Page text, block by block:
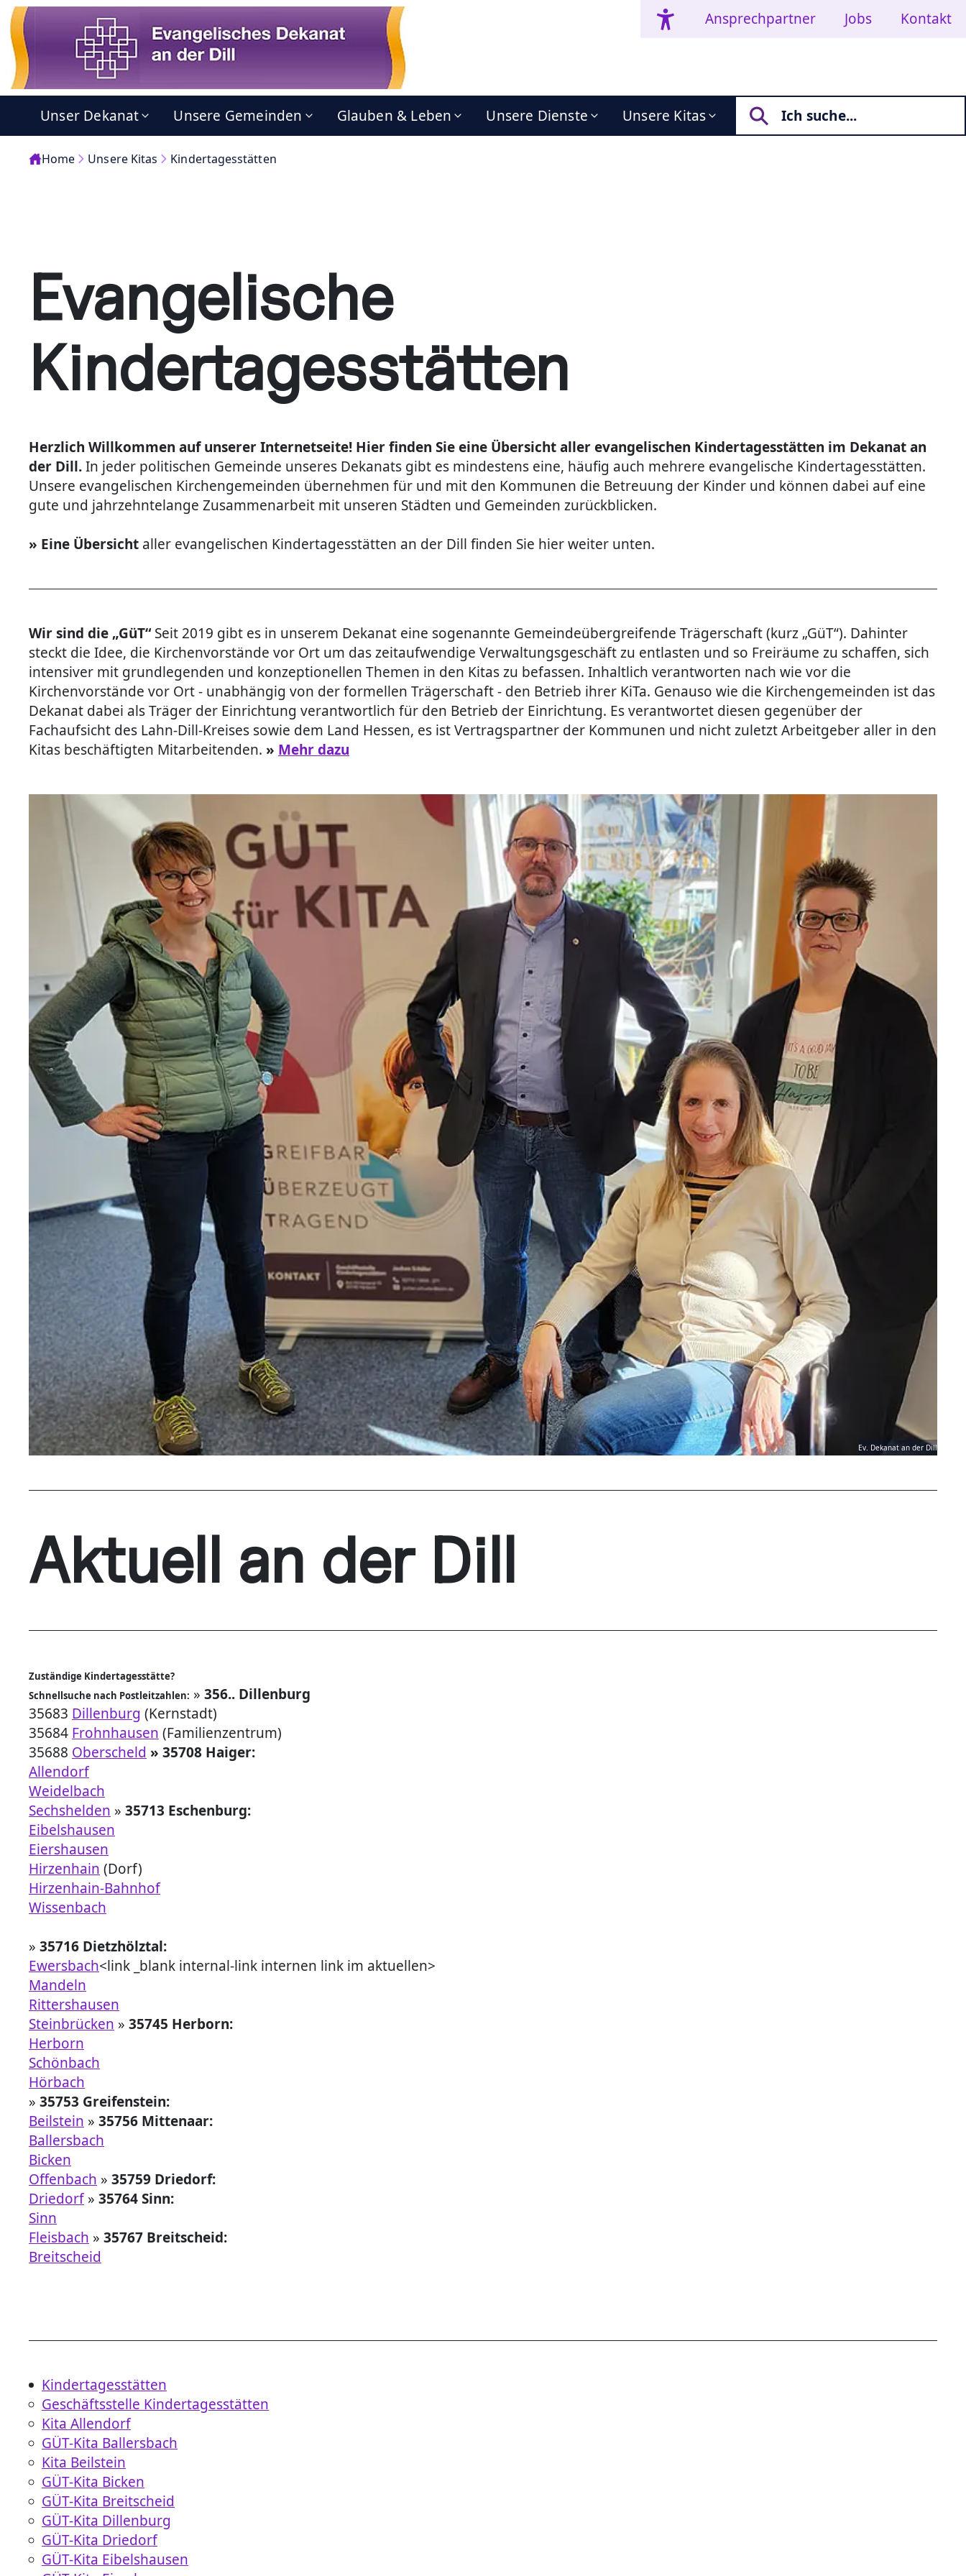
Ansprechpartner Jobs Kontakt
Unser Dekanat Unsere Gemeinden Glauben & Leben Unsere Dienste Unsere Kitas
Home Unsere Kitas Kindertagesstätten
Evangelische
Kindertagesstätten
Herzlich Willkommen auf unserer Internetseite! Hier finden Sie eine Übersicht aller evangelischen Kindertagesstätten im Dekanat an
der Dill.In jeder politischen Gemeinde unseres Dekanats gibt es mindestens eine, häufig auch mehrere evangelische Kindertagesstätten.
Unsere evangelischen Kirchengemeinden übernehmen für und mit den Kommunen die Betreuung der Kinder und können dabei auf eine
gute und jahrzehntelange Zusammenarbeit mit unseren Städten und Gemeinden zurückblicken.
» Eine Übersicht aller evangelischen Kindertagesstätten an der Dill finden Sie hier weiter unten.
Wir sind die „GüT“Seit 2019 gibt es in unserem Dekanat eine sogenannte Gemeindeübergreifende Trägerschaft (kurz „GüT“). Dahinter
steckt die Idee, die Kirchenvorstände vor Ort um das zeitaufwendige Verwaltungsgeschäft zu entlasten und so Freiräume zu schaffen, sich
intensiver mit grundlegenden und konzeptionellen Themen in den Kitas zu befassen. Inhaltlich verantworten nach wie vor die
Kirchenvorstände vor Ort - unabhängig von der formellen Trägerschaft - den Betrieb ihrer KiTa. Genauso wie die Kirchengemeinden ist das
Dekanat dabei als Träger der Einrichtung verantwortlich für den Betrieb der Einrichtung. Es verantwortet diesen gegenüber der
Fachaufsicht des Lahn-Dill-Kreises sowie dem Land Hessen, es ist Vertragspartner der Kommunen und nicht zuletzt Arbeitgeber aller in den
Kitas beschäftigten Mitarbeitenden. » Mehr dazu
Ev. Dekanat an der Dill
Aktuell an der Dill
Zuständige Kindertagesstätte?
Schnellsuche nach Postleitzahlen: » 356.. Dillenburg
35683 Dillenburg (Kernstadt)
35684 Frohnhausen (Familienzentrum)
35688 Oberscheld » 35708 Haiger:
Allendorf
Weidelbach
Sechshelden » 35713 Eschenburg:
Eibelshausen
Eiershausen
Hirzenhain (Dorf)
Hirzenhain-Bahnhof
Wissenbach
» 35716 Dietzhölztal:
Ewersbach<link _blank internal-link internen link im aktuellen>
Mandeln
Rittershausen
Steinbrücken » 35745 Herborn:
Herborn
Schönbach
Hörbach
» 35753 Greifenstein:
Beilstein » 35756 Mittenaar:
Ballersbach
Bicken
Offenbach » 35759 Driedorf:
Driedorf» 35764 Sinn:
Sinn
Fleisbach » 35767 Breitscheid:
Breitscheid
Kindertagesstätten
Geschäftsstelle Kindertagesstätten
Kita Allendorf
GÜT-Kita Ballersbach
Kita Beilstein
GÜT-Kita Bicken
GÜT-Kita Breitscheid
GÜT-Kita Dillenburg
GÜT-Kita Driedorf
GÜT-Kita Eibelshausen